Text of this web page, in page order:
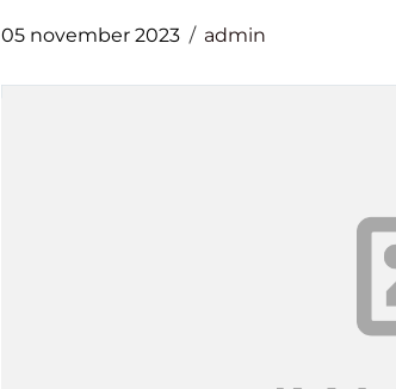
05 november 2023 admin